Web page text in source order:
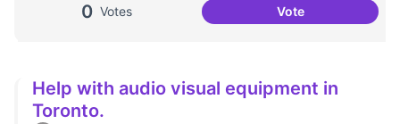
0 Votes VoteMillorar la
Help with audio visual equipment in
Toronto.